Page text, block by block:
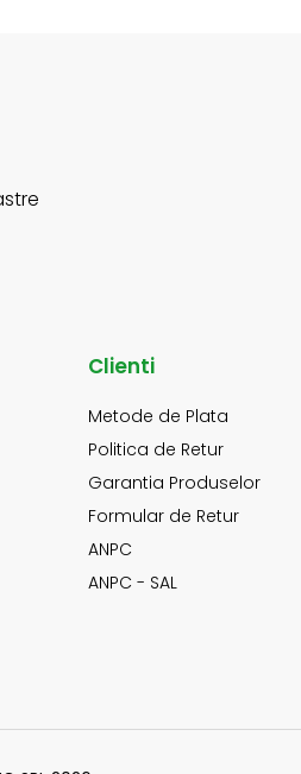
Clienti
Metode de Plata
Politica de Retur
Garantia Produselor
Formular de Retur
ANPC
ANPC - SAL